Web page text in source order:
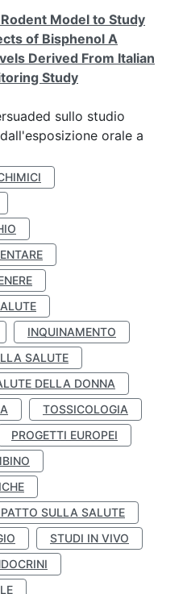
Model to Study
of Bisphenol A
Derived From Italian
Study
sullo studio
orale a
INQUINAMENTO
SALUTE
DELLA DONNA
TOSSICOLOGIA
PROGETTI EUROPEI
SULLA SALUTE
STUDI IN VIVO